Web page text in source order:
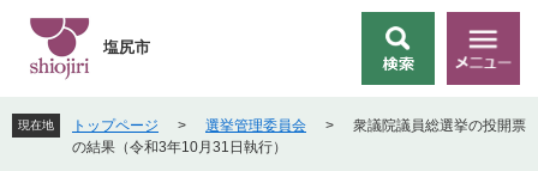
先
頭
を
飛
索
メ
ニ
ー
塩尻市
現在地 トップページ > 選挙管理委員会 >
衆議院議員総選挙の投開票
の結果（令和3年10月31日執行）